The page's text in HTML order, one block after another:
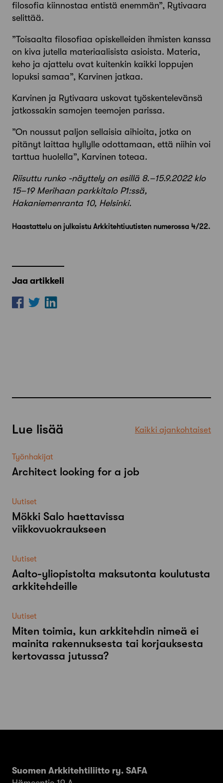
filosofia kiinnostaa entistä enemmän”, Rytivaara
selittää.
”Toisaalta filosofiaa opiskelleiden ihmisten kanssa
on kiva jutella materiaalisista asioista. Materia,
keho ja ajattelu ovat kuitenkin kaikki loppujen
lopuksi samaa”, Karvinen jatkaa.
Karvinen ja Rytivaara uskovat työskentelevänsä
jatkossakin samojen teemojen parissa.
”On noussut paljon sellaisia aihioita, jotka on
pitänyt laittaa hyllylle odottamaan, että niihin voi
tarttua huolella”, Karvinen toteaa.
Riisuttu runko -näyttely on esillä 8.–15.9.2022 klo
15–19 Merihaan parkkitalo P1:ssä,
Hakaniemenranta 10, Helsinki.
Haastattelu on julkaistu Arkkitehtiuutisten numerossa 4/22.
Jaa artikkeli
Lue lisää Kaikki ajankohtaiset
Työnhakijat
Architect looking for a job
Uutiset
Mökki Salo haettavissa
viikkovuokraukseen
Uutiset
Aalto-​yliopistolta maksutonta koulutusta
arkkitehdeille
Uutiset
Miten toimia, kun arkkitehdin nimeä ei
mainita rakennuksesta tai korjauksesta
kertovassa jutussa?
Suomen Arkkitehtiliitto ry. SAFA